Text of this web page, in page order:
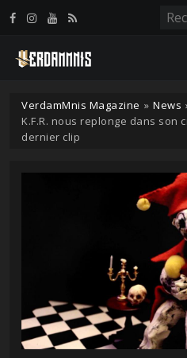
VerdamMnis Magazine » News
K.F.R. nous replonge dans son
dernier clip
Panneau de gestion des cookies